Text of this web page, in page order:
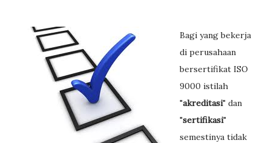
Bagi yang bekerja
di perusahaan
bersertifikat ISO
9000 istilah
"akreditasi" dan
"sertifikasi"
semestinya tidak